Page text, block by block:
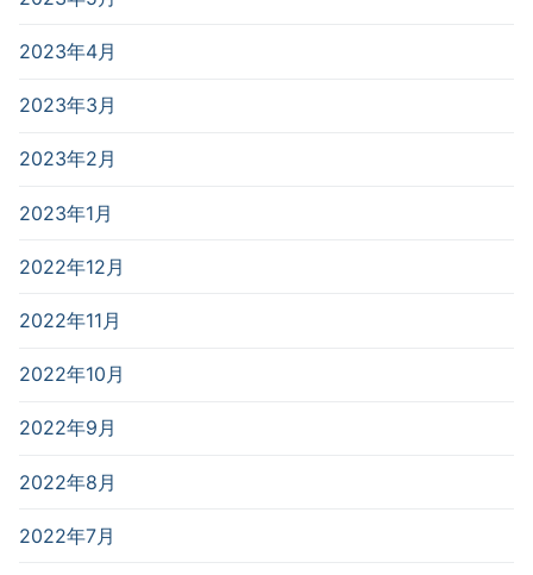
2023年4月
2023年3月
2023年2月
2023年1月
2022年12月
2022年11月
2022年10月
2022年9月
2022年8月
2022年7月